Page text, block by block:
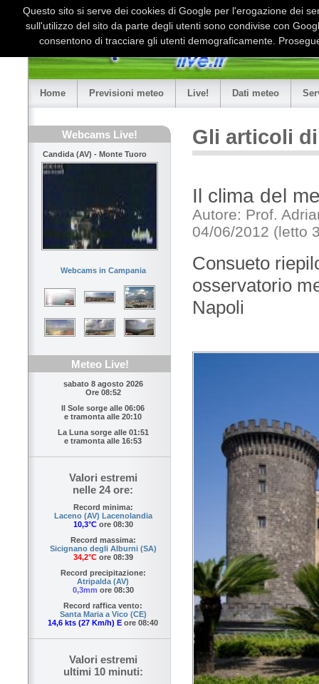
Home Previsioni meteo Live! Dati meteo
Webcams Live!
Candida (AV) - Monte Tuoro
Webcams in Campania
Meteo Live!
sabato 8 agosto 2026
Ore 08:52
Il Sole sorge alle 06:06
e tramonta alle 20:10
La Luna sorge alle 01:51
e tramonta alle 16:53
Valori estremi
nelle 24 ore:
Record minima:
Laceno (AV) Lacenolandia
10,3°Core 08:30
Record massima:
Sicignano degli Alburni (SA)
34,2°Core 08:39
Record precipitazione:
Atripalda (AV)
0,3mm ore 08:30
Record raffica vento:
Santa Maria a Vico (CE)
14,6 kts (27 Km/h) E ore 08:40
Valori estremi
ultimi 10 minuti:
Gli articoli
Il clima del
Autore: Prof.
04/06/2012 (letto
Consueto
osservatorio
Napoli
Questo sito si serve dei cookies di Google per l'erogazione dei
sull'utilizzo del sito da parte degli utenti sono condivise con
consentono di tracciare gli utenti demograficamente.